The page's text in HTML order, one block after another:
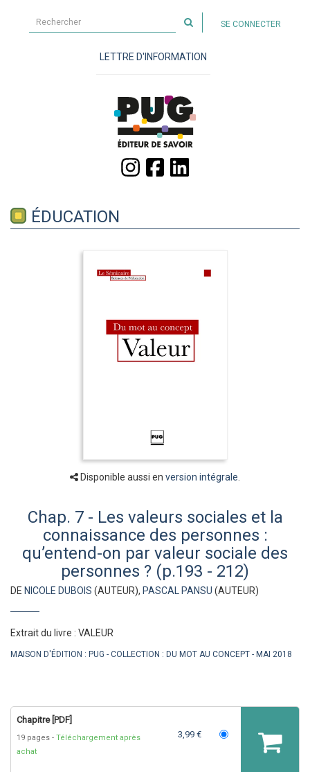
sur
site
SE CONNECTER
LETTRE D'INFORMATION
ÉDUCATION
Disponible aussi en version intégrale
Chap. 7 - Les valeurs sociales et la
connaissance des personnes :
qu’entend-on par valeur sociale des
personnes ? (p.193 - 212)
DE NICOLE DUBOIS (AUTEUR), PASCAL PANSU (AUTEUR)
Extrait du livre : VALEUR
MAISON D'ÉDITION : PUG COLLECTION : DU MOT AU CONCEPT MAI 2018
Chapitre [PDF]
19 pages
Téléchargement après
achat
3,99 €